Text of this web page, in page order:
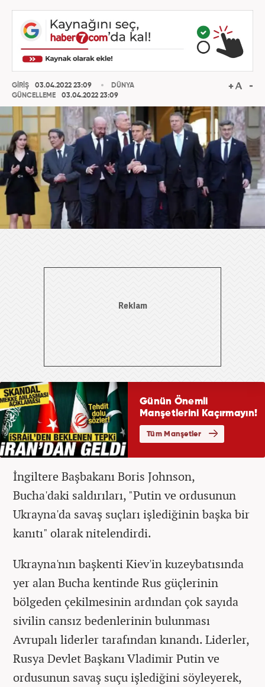
GİRİŞ
03.04.2022 23:09
GÜNCELLEME
03.04.2022 23:09
DÜNYA
İngiltere Başbakanı Boris Johnson,
Bucha'daki saldırıları, "Putin ve ordusunun
Ukrayna'da savaş suçları işlediğinin başka bir
kanıtı" olarak nitelendirdi.
Ukrayna'nın başkenti Kiev'in kuzeybatısında
yer alan Bucha kentinde Rus güçlerinin
bölgeden çekilmesinin ardından çok sayıda
sivilin cansız bedenlerinin bulunması
Avrupalı liderler tarafından kınandı. Liderler,
Rusya Devlet Başkanı Vladimir Putin ve
ordusunun savaş suçu işlediğini söyleyerek,